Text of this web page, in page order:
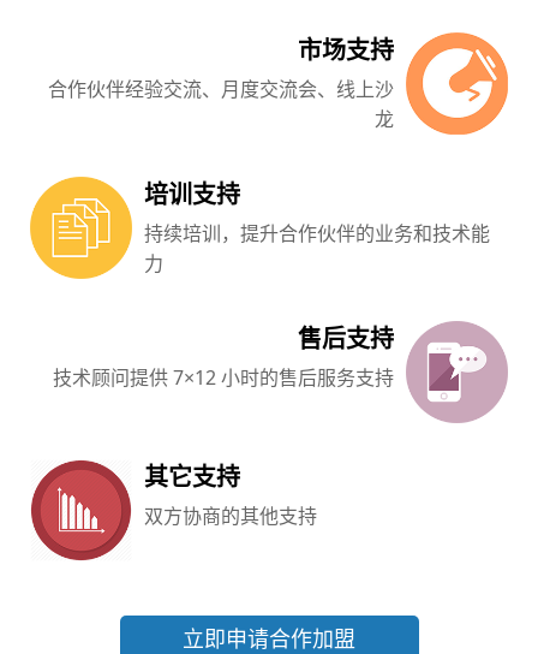
市场支持
合作伙伴经验交流、月度交流会、线上沙
龙
培训支持
持续培训，提升合作伙伴的业务和技术能
力
售后支持
技术顾问提供 7×12 小时的售后服务支持
其它支持
双方协商的其他支持
立即申请合作加盟